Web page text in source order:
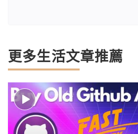
更多生活文章推薦